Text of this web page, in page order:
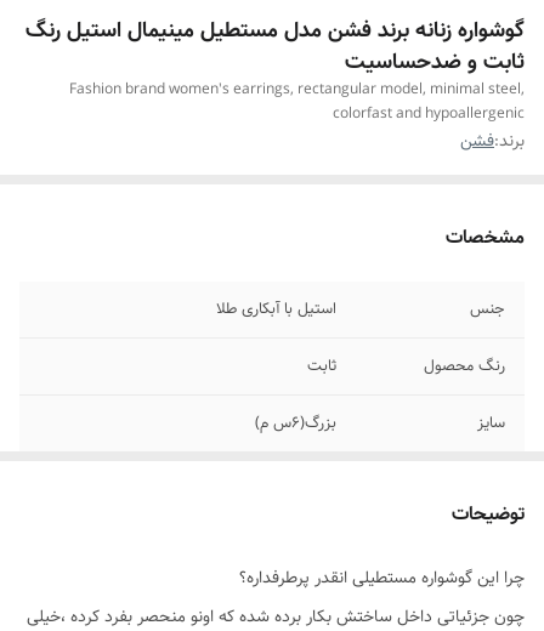
گوشواره زنانه برند فشن مدل مستطیل مینیمال استیل رنگ
ثابت و ضدحساسیت
Fashion brand women's earrings, rectangular model, minimal steel,
colorfast and hypoallergenic
برند:فشن
مشخصات
جنس استیل با آبکاری طلا
رنگ محصول ثابت
سایز بزرگ(۶س م)
موارد استفاده برای اوت فیت،جشن
توضیحات
چرا این گوشواره مستطیلی انقدر پرطرفداره؟
چون جزئیاتی داخل ساختش بکار برده شده که اونو منحصر بفرد کرده ،خیلی